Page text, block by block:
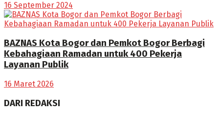
16 September 2024
BAZNAS Kota Bogor dan Pemkot Bogor Berbagi
Kebahagiaan Ramadan untuk 400 Pekerja
Layanan Publik
16 Maret 2026
DARI REDAKSI